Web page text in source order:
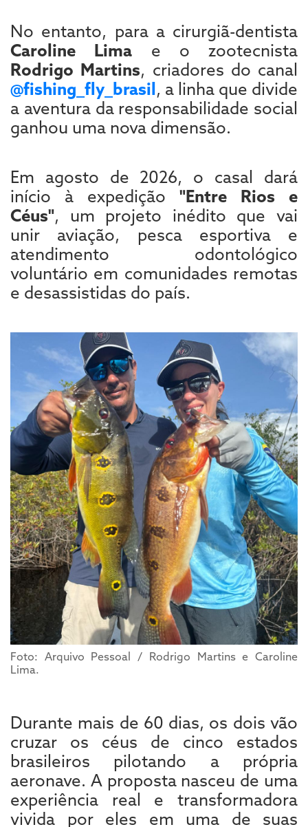
No entanto, para a cirurgiã-dentista
Caroline Lima e o zootecnista
Rodrigo Martins, criadores do canal
@fishing_fly_brasil, a linha que divide
a aventura da responsabilidade social
ganhou uma nova dimensão.
Em agosto de 2026, o casal dará
início à expedição "Entre Rios e
Céus", um projeto inédito que vai
unir aviação, pesca esportiva e
atendimento odontológico
voluntário em comunidades remotas
e desassistidas do país.
Foto: Arquivo Pessoal / Rodrigo Martins e Caroline
Lima.
Durante mais de 60 dias, os dois vão
cruzar os céus de cinco estados
brasileiros pilotando a própria
aeronave. A proposta nasceu de uma
experiência real e transformadora
vivida por eles em uma de suas